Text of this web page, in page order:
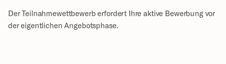
Der Teilnahmewettbewerb erfordert Ihre aktive Bewerbung vor
der eigentlichen Angebotsphase.